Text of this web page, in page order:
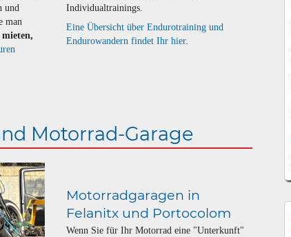
und
man
Individualtrainings.
Eine Übersicht über Endurotraining und
Endurowandern findet Ihr hier.
Motorrad-Garage
Motorradgaragen in
Felanitx und Portocolom
Wenn Sie für Ihr Motorrad eine "Unterkunft"